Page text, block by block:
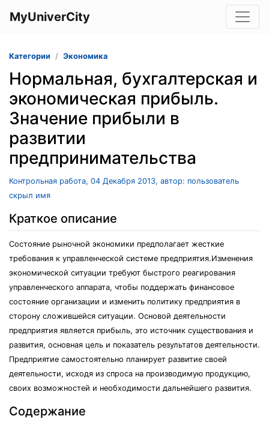
MyUniverCity
Категории Экономика
Нормальная, бухгалтерская и
экономическая прибыль.
Значение прибыли в
развитии
предпринимательства
Контрольная работа, 04 Декабря 2013, автор: пользователь
скрыл имя
Краткое описание
Состояние рыночной экономики предполагает жесткие
требования к управленческой системе предприятия.Изменения
экономической ситуации требуют быстрого реагирования
управленческого аппарата, чтобы поддержать финансовое
состояние организации и изменить политику предприятия в
сторону сложившейся ситуации. Основой деятельности
предприятия является прибыль, это источник существования и
развития, основная цель и показатель результатов деятельности.
Предприятие самостоятельно планирует развитие своей
деятельности, исходя из спроса на производимую продукцию,
своих возможностей и необходимости дальнейшего развития.
Содержание